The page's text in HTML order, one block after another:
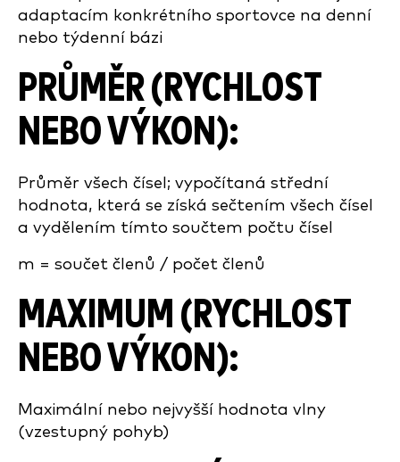
adaptacím konkrétního sportovce na denní
nebo týdenní bázi
PRŮMĚR (RYCHLOST
NEBO VÝKON):
Průměr všech čísel; vypočítaná střední
hodnota, která se získá sečtením všech čísel
a vydělením tímto součtem počtu čísel
m = součet členů / počet členů
MAXIMUM (RYCHLOST
NEBO VÝKON):
Maximální nebo nejvyšší hodnota vlny
(vzestupný pohyb)